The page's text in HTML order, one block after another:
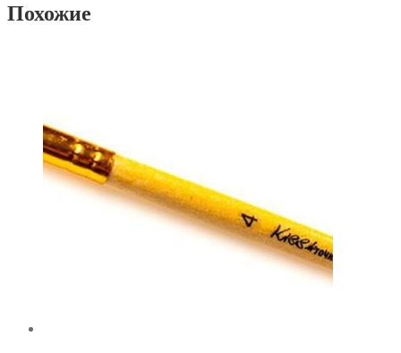
Похожие